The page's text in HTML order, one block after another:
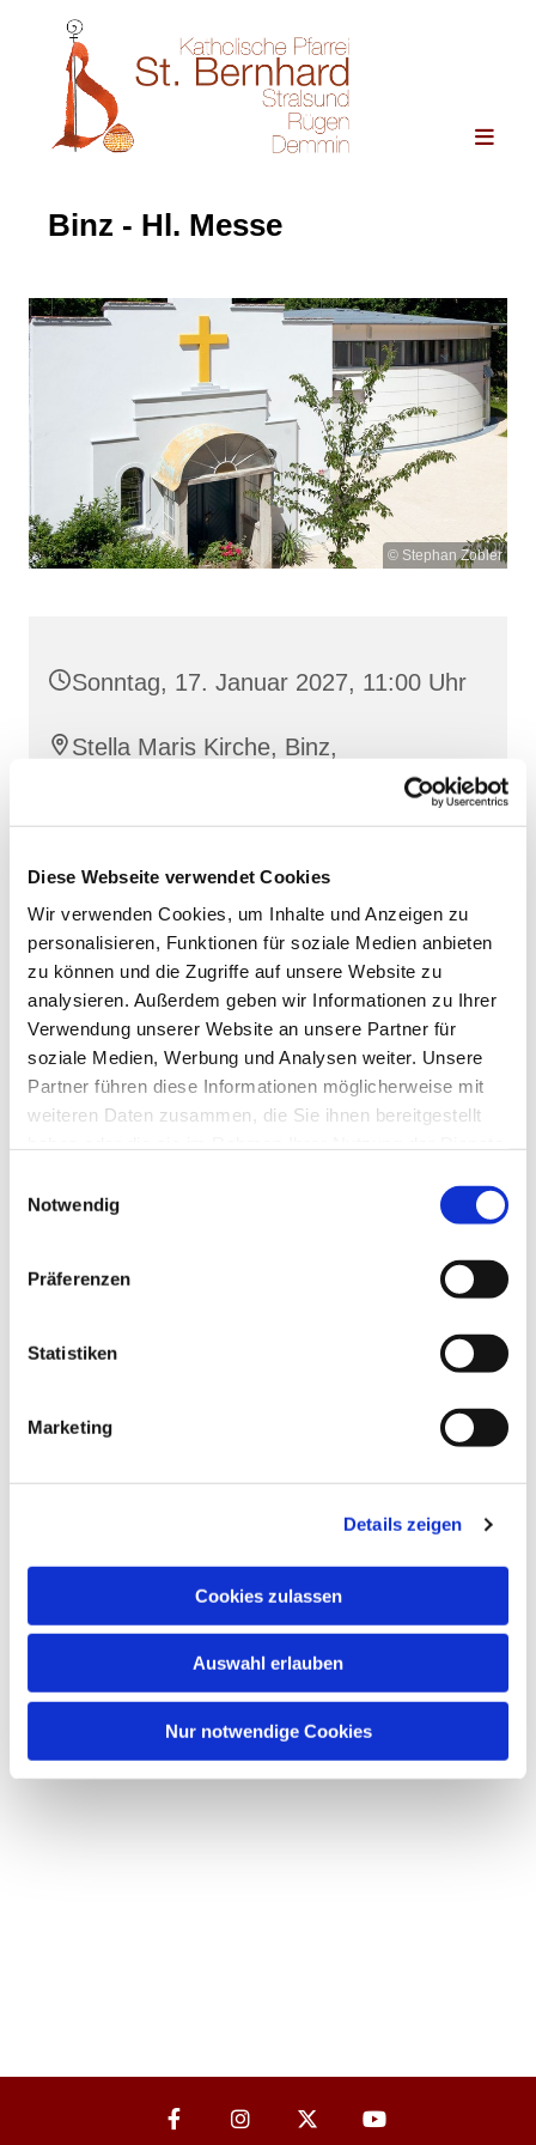
Diese Webseite verwendet Cookies
Wir verwenden Cookies, um Inhalte und Anzeigen zu
personalisieren, Funktionen für soziale Medien anbieten
zu können und die Zugriffe auf unsere Website zu
analysieren. Außerdem geben wir Informationen zu Ihrer
Verwendung unserer Website an unsere Partner für
soziale Medien, Werbung und Analysen weiter. Unsere
Partner führen diese Informationen möglicherweise mit
weiteren Daten zusammen, die Sie ihnen bereitgestellt
Notwendig
Präferenzen
Statistiken
Marketing
Details zeigen
Cookies zulassen
Auswahl erlauben
Nur notwendige Cookies
Binz - Hl. Messe
© Stephan Zobler
Sonntag, 17. Januar 2027, 11:00 Uhr
Stella Maris Kirche, Binz,